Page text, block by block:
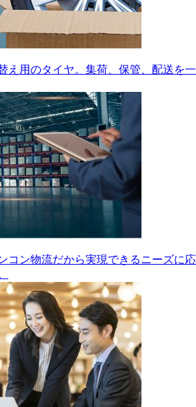
え用のタイヤ。集荷、保管、配送を一
コン物流だから実現できるニーズに応